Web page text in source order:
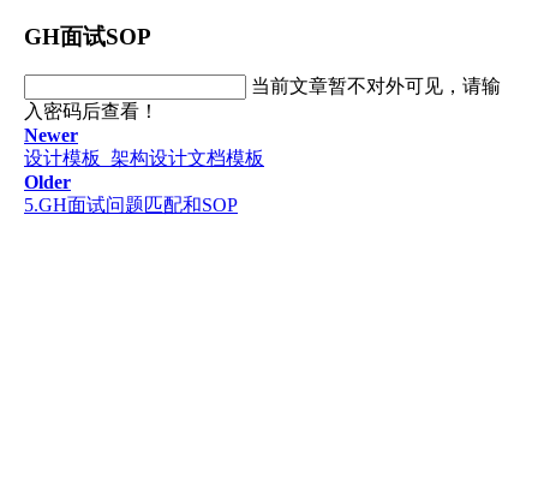
GH面试SOP
当前文章暂不对外可见，请输
入密码后查看！
Newer
设计模板_架构设计文档模板
Older
5.GH面试问题匹配和SOP